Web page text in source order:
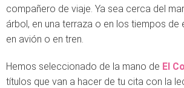
compañero de viaje. Ya sea cerca del
árbol, en una terraza o en los tiempos de
en avión o en tren.
Hemos seleccionado de la mano de El
títulos que van a hacer de tu cita con la